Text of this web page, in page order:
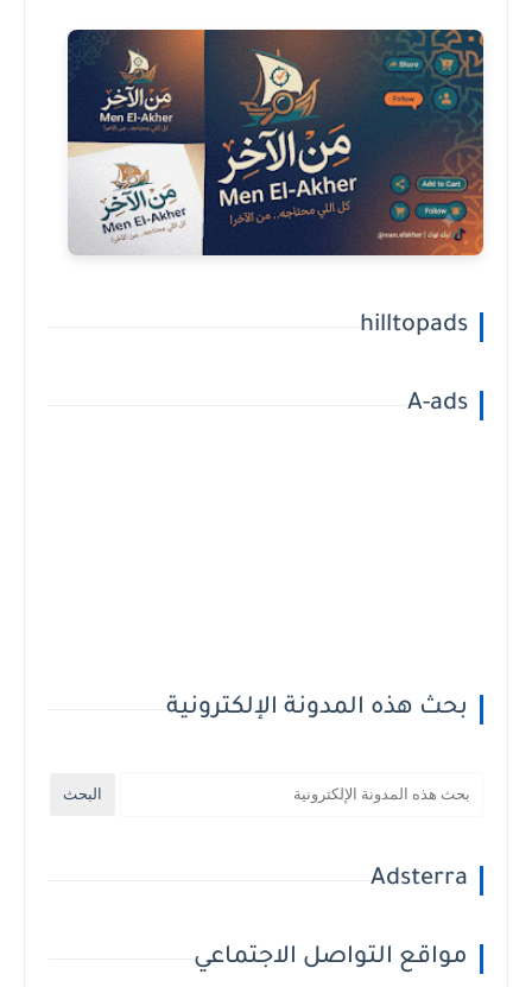
hilltopads
A-ads
بحث هذه المدونة الإلكترونية
Adsterra
مواقع التواصل الاجتماعي